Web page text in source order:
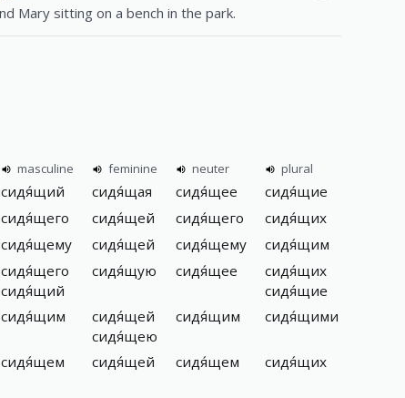
Mary sitting on a bench in the park.
masculine feminine neuter
plural
сидя́щий сидя́щая сидя́щее сидя́щие
сидя́щего сидя́щей сидя́щего сидя́щих
сидя́щему сидя́щей сидя́щему сидя́щим
сидя́щего
сидя́щий
сидя́щую сидя́щее
сидя́щих
сидя́щие
сидя́щим
сидя́щей
сидя́щею
сидя́щим сидя́щими
сидя́щем сидя́щей сидя́щем сидя́щих